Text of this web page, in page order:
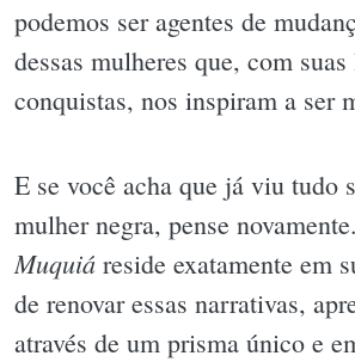
podemos ser agentes de
dessas mulheres que, com suas
conquistas, nos inspiram a ser
E se você acha que já viu tudo
mulher negra, pense
Muquiá reside exatamente em
de renovar essas narrativas,
através de um prisma único e